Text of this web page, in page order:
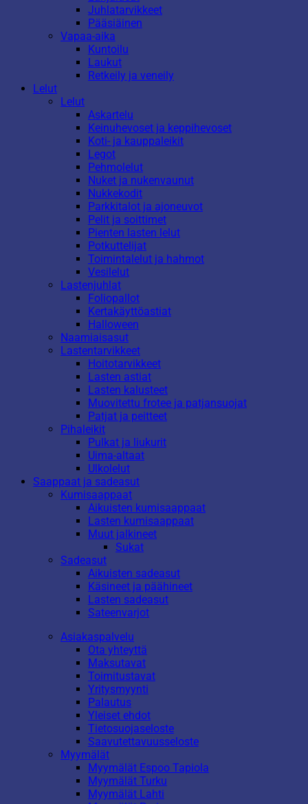
Juhlatarvikkeet
Pääsiäinen
Vapaa-aika
Kuntoilu
Laukut
Retkeily ja veneily
Lelut
Lelut
Askartelu
Keinuhevoset ja keppihevoset
Koti- ja kauppaleikit
Legot
Pehmolelut
Nuket ja nukenvaunut
Nukkekodit
Parkkitalot ja ajoneuvot
Pelit ja soittimet
Pienten lasten lelut
Potkuttelijat
Toimintalelut ja hahmot
Vesilelut
Lastenjuhlat
Foliopallot
Kertakäyttöastiat
Halloween
Naamiaisasut
Lastentarvikkeet
Hoitotarvikkeet
Lasten astiat
Lasten kalusteet
Muovitettu frotee ja patjansuojat
Patjat ja peitteet
Pihaleikit
Pulkat ja liukurit
Uima-altaat
Ulkolelut
Saappaat ja sadeasut
Kumisaappaat
Aikuisten kumisaappaat
Lasten kumisaappaat
Muut jalkineet
Sukat
Sadeasut
Aikuisten sadeasut
Käsineet ja päähineet
Lasten sadeasut
Sateenvarjot
Asiakaspalvelu
Ota yhteyttä
Maksutavat
Toimitustavat
Yritysmyynti
Palautus
Yleiset ehdot
Tietosuojaseloste
Saavutettavuusseloste
Myymälät
Myymälät Espoo Tapiola
Myymälät Turku
Myymälät Lahti